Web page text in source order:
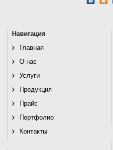
Навигация
Главная
О нас
Услуги
Продукция
Прайс
Портфолио
Контакты